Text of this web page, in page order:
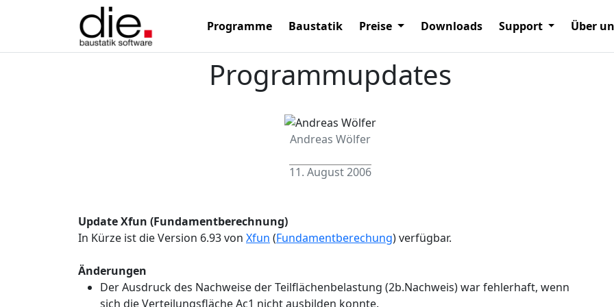
Programme Baustatik Preise Downloads Support Über
Programmupdates
Andreas Wölfer
11. August 2006
Update Xfun (Fundamentberechnung)
In Kürze ist die Version 6.93 von Xfun (Fundamentberechung) verfügbar.
Änderungen
Der Ausdruck des Nachweise der Teilflächenbelastung (2b.Nachweis) war fehlerhaft, wenn
sich die Verteilungsfläche Ac1 nicht ausbilden konnte.